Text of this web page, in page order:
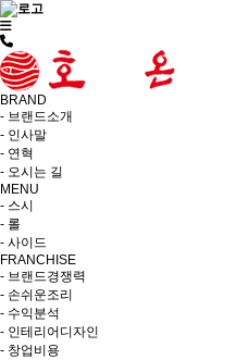
BRAND
- 브랜드소개
- 인사말
- 연혁
- 오시는 길
MENU
- 스시
- 롤
- 사이드
FRANCHISE
- 브랜드경쟁력
- 손쉬운조리
- 수익분석
- 인테리어디자인
- 창업비용